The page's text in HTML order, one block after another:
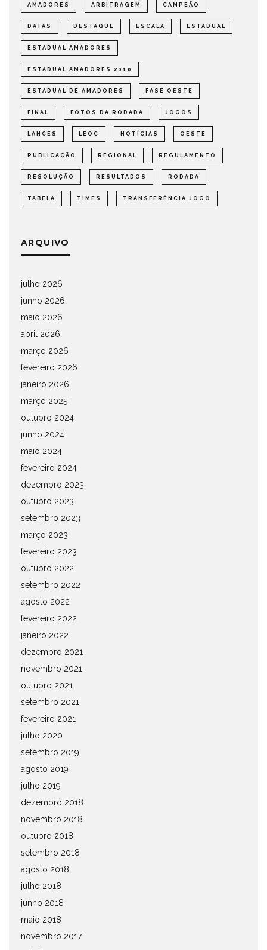
AMADORES ARBITRAGEM CAMPEÃO
DATAS DESTAQUE ESCALA ESTADUAL
ESTADUAL AMADORES
ESTADUAL AMADORES 2010
ESTADUAL DE AMADORES FASE OESTE
FINAL FOTOS DA RODADA JOGOS
LANCES LEOC NOTÍCIAS OESTE
PUBLICAÇÃO REGIONAL REGULAMENTO
RESOLUÇÃO RESULTADOS RODADA
TABELA TIMES TRANSFERÊNCIA JOGO
ARQUIVO
julho 2026
junho 2026
maio 2026
abril 2026
março 2026
fevereiro 2026
janeiro 2026
março 2025
outubro 2024
junho 2024
maio 2024
fevereiro 2024
dezembro 2023
outubro 2023
setembro 2023
março 2023
fevereiro 2023
outubro 2022
setembro 2022
agosto 2022
fevereiro 2022
janeiro 2022
dezembro 2021
novembro 2021
outubro 2021
setembro 2021
fevereiro 2021
julho 2020
setembro 2019
agosto 2019
julho 2019
dezembro 2018
novembro 2018
outubro 2018
setembro 2018
agosto 2018
julho 2018
junho 2018
maio 2018
novembro 2017